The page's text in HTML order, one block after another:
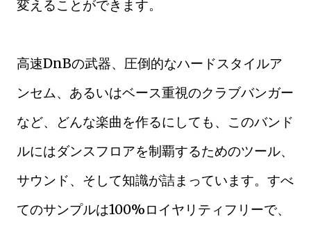
変えることができます。
高速DnBの武器、圧倒的なハードスタイルア
ンセム、あるいはベース重視のクラブバンガー
など、どんな楽曲を作るにしても、このバンド
ルにはダンスフロアを制覇するためのツール、
サウンド、そして知識が詰まっています。すべ
てのサンプルは100%ロイヤリティフリーで、